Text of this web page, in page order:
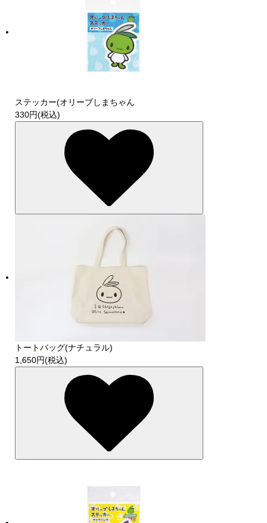
ステッカー(オリーブしまちゃん
330円(税込)
トートバッグ(ナチュラル)
1,650円(税込)